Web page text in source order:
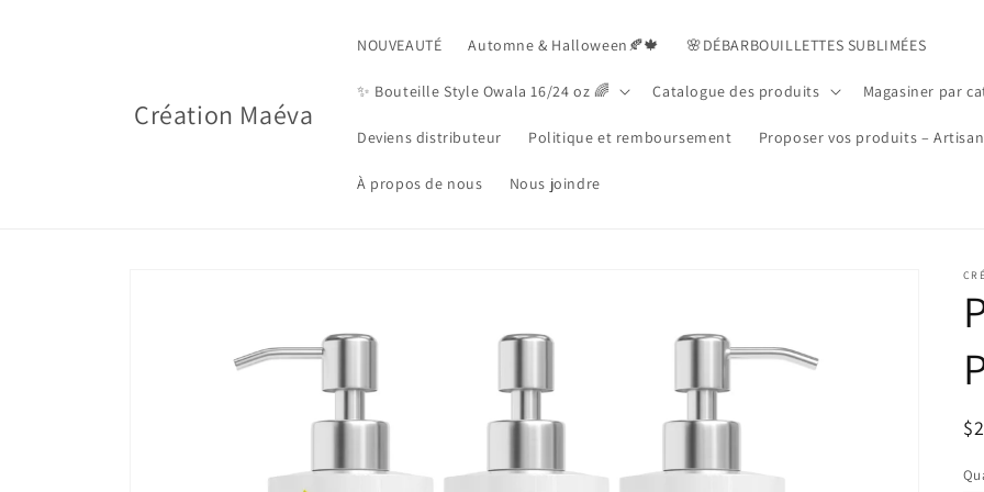
Création Maéva
NOUVEAUTÉ Automne & Halloween🍂🍁 🌸DÉBARBOUILLETTES SUBLIMÉES
✨️ Bouteille Style Owala 16/24 oz 🌈 Catalogue des produits Magasiner par
Deviens distributeur Politique et remboursement Proposer vos produits –
À propos de nous Nous joindre